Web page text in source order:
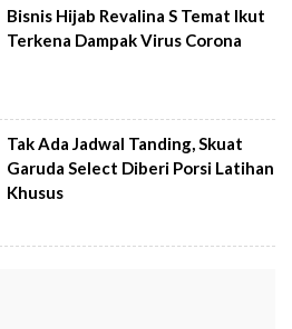
Bisnis Hijab Revalina S Temat Ikut
Terkena Dampak Virus Corona
Tak Ada Jadwal Tanding, Skuat
Garuda Select Diberi Porsi Latihan
Khusus